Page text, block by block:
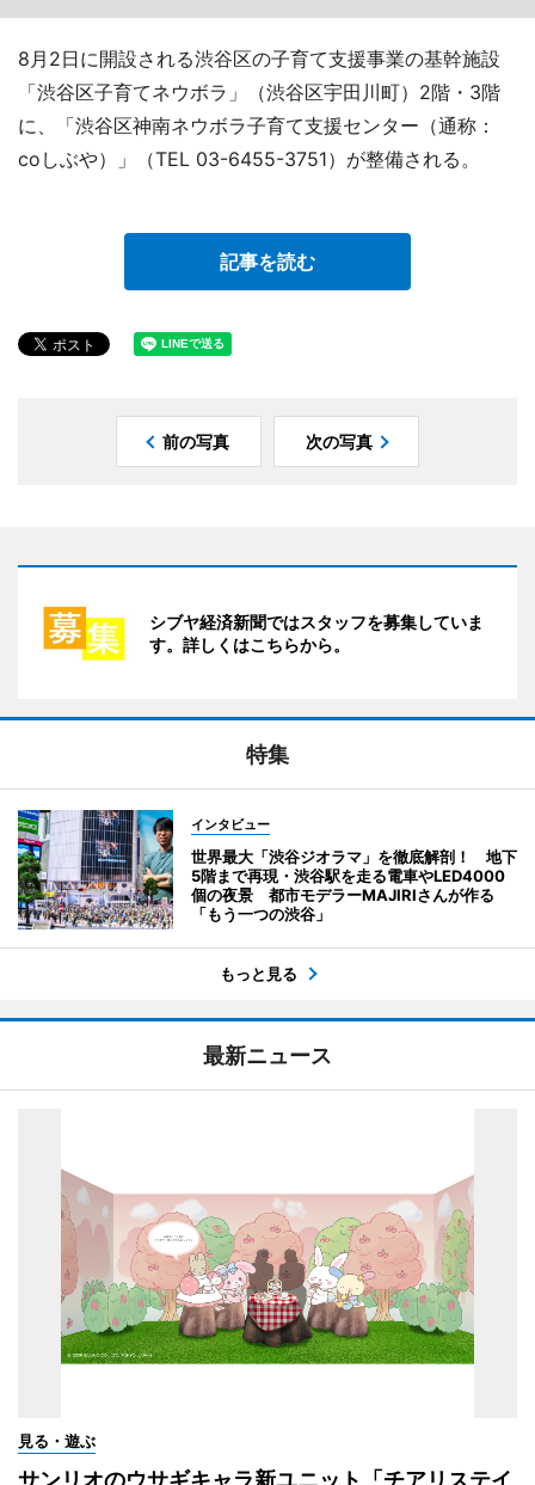
8月2日に開設される渋谷区の子育て支援事業の基幹施設
「渋谷区子育てネウボラ」（渋谷区宇田川町）2階・3階
に、「渋谷区神南ネウボラ子育て支援センター（通称：
coしぶや）」（TEL 03-6455-3751）が整備される。
記事を読む
前の写真 次の写真
シブヤ経済新聞ではスタッフを募集していま
す。詳しくはこちらから。
特集
インタビュー
世界最大「渋谷ジオラマ」を徹底解剖！ 地下
5階まで再現・渋谷駅を走る電車やLED4000
個の夜景 都市モデラーMAJIRIさんが作る
「もう一つの渋谷」
もっと見る
最新ニュース
見る・遊ぶ
サンリオのウサギキャラ新ユニット「チアリステイ